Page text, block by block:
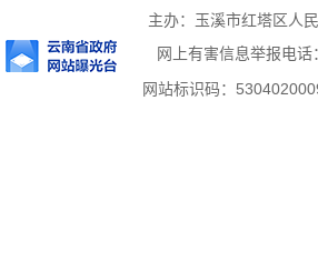
主办：玉溪市红塔区人
网上有害信息举报电话
网站标识码：